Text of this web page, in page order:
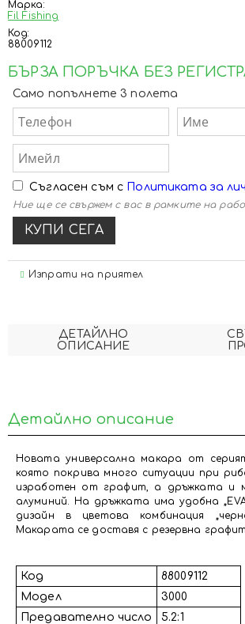
Марка:
Fil Fishing
Код:
88009112
БЪРЗА ПОРЪЧКА БЕЗ
Само попълнете 3 полета
Съгласен съм с Политиката за
Ние ще се свържем с вас в рамките на
Изпрати на приятел
ДЕТАЙЛНО
ОПИСАНИЕ
Детайлно описание
Новата универсална макара от
която покрива много ситуации при
изработен от графит, а дръжката и
алуминий. На дръжката има удобна
дизайн в цветова комбинация
Макарата се доставя с резервна
Код
88009112
Модел
3000
Предавателно число
5.2:1